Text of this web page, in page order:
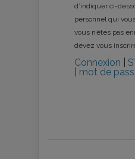
d’indiquer ci-
personnel qui
vous n’êtes pas
devez vous
Connexion
mot de